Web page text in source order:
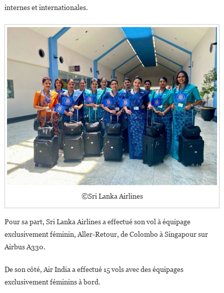
internes et internationales.
©Sri Lanka Airlines
Pour sa part, Sri Lanka Airlines a effectué son vol à équipage
exclusivement féminin, Aller-Retour, de Colombo à Singapour sur
Airbus A330.
De son côté, Air India a effectué 15 vols avec des équipages
exclusivement féminins à bord.